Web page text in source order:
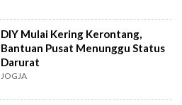
DIY Mulai Kering Kerontang,
Bantuan Pusat Menunggu Status
Darurat
JOGJA